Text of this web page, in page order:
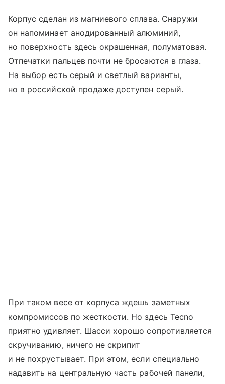
Корпус сделан из магниевого сплава. Снаружи
он напоминает анодированный алюминий,
но поверхность здесь окрашенная, полуматовая.
Отпечатки пальцев почти не бросаются в глаза.
На выбор есть серый и светлый варианты,
но в российской продаже доступен серый.
При таком весе от корпуса ждешь заметных
компромиссов по жесткости. Но здесь Tecno
приятно удивляет. Шасси хорошо сопротивляется
скручиванию, ничего не скрипит
и не похрустывает. При этом, если специально
надавить на центральную часть рабочей панели,